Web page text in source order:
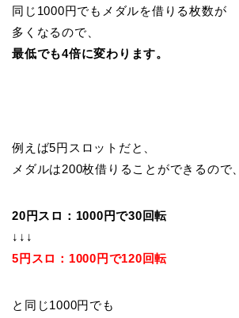
同じ1000円でもメダルを借りる枚数が
多くなるので、
最低でも4倍に変わります。
例えば5円スロットだと、
メダルは200枚借りることができるので、
20円スロ：1000円で30回転
↓↓↓
5円スロ：1000円で120回転
と同じ1000円でも